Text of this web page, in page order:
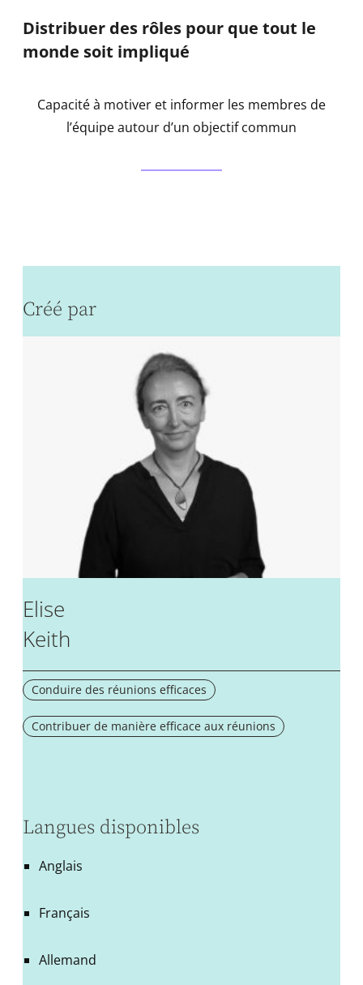
Distribuer des rôles pour que tout le
monde soit impliqué
Capacité à motiver et informer les membres de
l’équipe autour d’un objectif commun
Créé par
Elise
Keith
Conduire des réunions efficaces
Contribuer de manière efficace aux réunions
Langues disponibles
Anglais
Français
Allemand